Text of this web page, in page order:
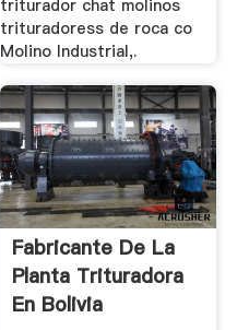
triturador chat molinos
trituradoress de roca co
Molino Industrial,.
Fabricante De La
Planta Trituradora
En Bolivia